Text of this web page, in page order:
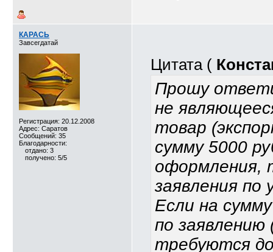
КАРАСЬ
Завсегдатай
Регистрация: 20.12.2008
Адрес: Саратов
Сообщений: 35
Благодарности:
отдано: 3
получено: 5/5
Цитата (
Прошу
не
товар
сумму 5000
оформления,
заявления по
Если на
по заявлению
требуются